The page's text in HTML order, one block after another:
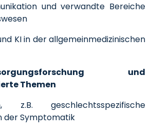
und verwandte Bereiche
KI in der allgemeinmedizinischen
und
Themen
z.B. geschlechtsspezifische
der Symptomatik